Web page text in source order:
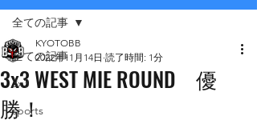
全ての記事
3x3
sports
全ての記事
3x3 WEST MIE ROUND 優
勝！
KYOTOBB
2022年11月14日 読了時間: 1分